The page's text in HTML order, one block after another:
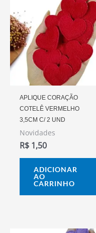
APLIQUE CORAÇÃO
COTELÊ VERMELHO
3,5CM C/ 2 UND
Novidades
R$ 1,50
ADICIONAR
AO
CARRINHO